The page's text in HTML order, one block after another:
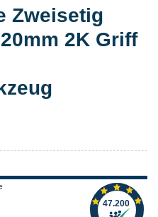
Zweisetig
2K Griff